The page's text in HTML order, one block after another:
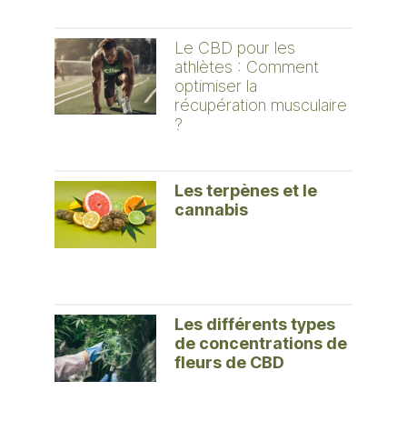
Le CBD pour les
athlètes : Comment
optimiser la
récupération musculaire
?
Les terpènes et le
cannabis
Les différents types
de concentrations de
fleurs de CBD